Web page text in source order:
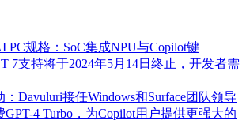
PC规格：SoC集成NPU与Copilot键
7支持将于2024年5月14日终止，开发者需
Davuluri接任Windows和Surface团队领导
4 Turbo，为Copilot用户提供更强大的